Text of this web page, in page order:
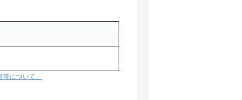
について」